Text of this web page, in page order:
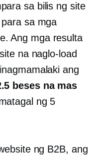
sa bilis ng site
sa mga
Ang mga resulta
na naglo-load
ang
beses na mas
ng 5
ng B2B, ang